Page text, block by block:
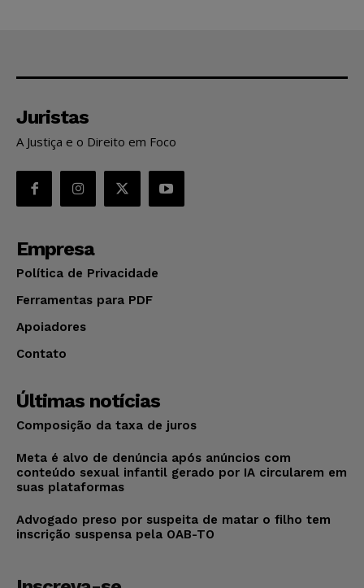
Juristas
A Justiça e o Direito em Foco
Empresa
Política de Privacidade
Ferramentas para PDF
Apoiadores
Contato
Últimas notícias
Composição da taxa de juros
Meta é alvo de denúncia após anúncios com
conteúdo sexual infantil gerado por IA circularem em
suas plataformas
Advogado preso por suspeita de matar o filho tem
inscrição suspensa pela OAB-TO